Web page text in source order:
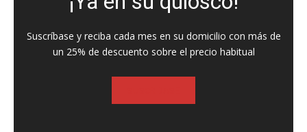
Suscríbase y reciba cada mes en su domicilio con más de
un 25% de descuento sobre el precio habitual